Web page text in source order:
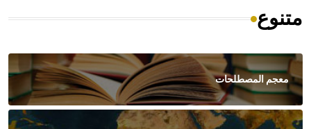
متنوع
معجم المصطلحات